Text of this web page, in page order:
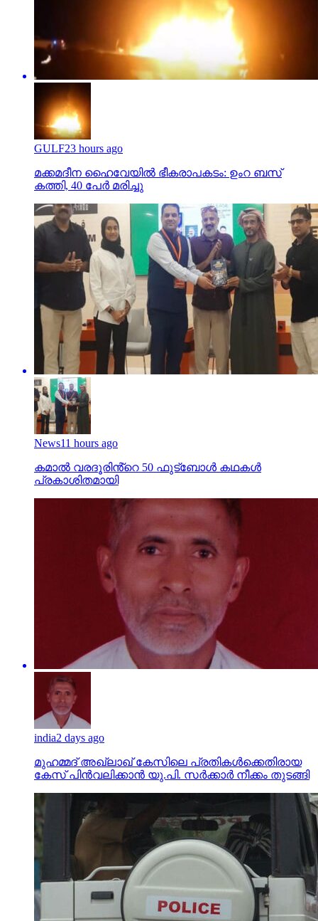
GULF23 hours ago
മക്കമദീന ഹൈവേയില്‍ ഭീകരാപകടം: ഉംറ ബസ്
കത്തി, 40 പേര്‍ മരിച്ചു
News11 hours ago
കമാൽ വരദൂരിൻ്റെ 50 ഫുട്ബോൾ കഥകൾ
പ്രകാശിതമായി
india2 days ago
മുഹമ്മദ് അഖ്‌ലാഖ് കേസിലെ പ്രതികള്‍ക്കെതിരായ
കേസ് പിന്‍വലിക്കാന്‍ യു.പി. സര്‍ക്കാര്‍ നീക്കം തുടങ്ങി